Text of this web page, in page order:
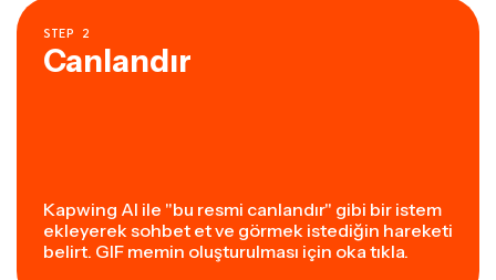
STEP 2
Canlandır
Kapwing AI ile "bu resmi canlandır" gibi bir istem
ekleyerek sohbet et ve görmek istediğin hareketi
belirt. GIF memin oluşturulması için oka tıkla.